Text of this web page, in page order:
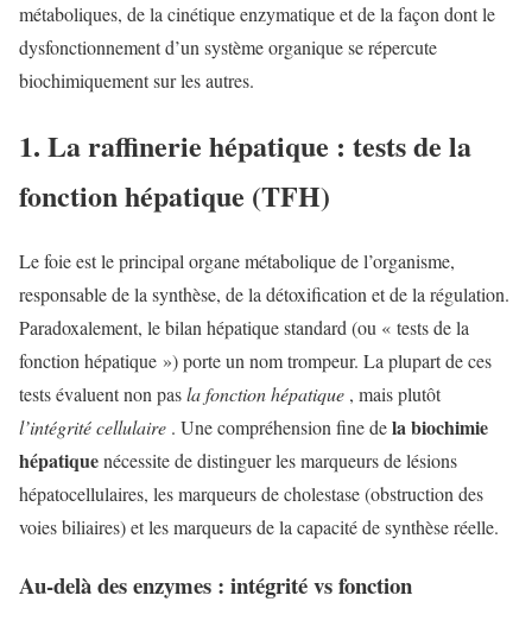
métaboliques, de la cinétique enzymatique et de la façon dont le
dysfonctionnement d’un système organique se répercute
biochimiquement sur les autres.
1. La raffinerie hépatique : tests de la
fonction hépatique (TFH)
Le foie est le principal organe métabolique de l’organisme,
responsable de la synthèse, de la détoxification et de la régulation.
Paradoxalement, le bilan hépatique standard (ou « tests de la
fonction hépatique ») porte un nom trompeur. La plupart de ces
tests évaluent non pasla fonction hépatique , mais plutôt
l’intégrité cellulaire . Une compréhension fine dela biochimie
hépatiquenécessite de distinguer les marqueurs de lésions
hépatocellulaires, les marqueurs de cholestase (obstruction des
voies biliaires) et les marqueurs de la capacité de synthèse réelle.
Au-delà des enzymes : intégrité vs fonction